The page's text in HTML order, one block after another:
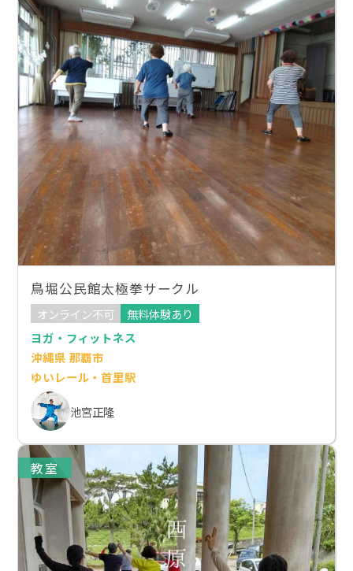
鳥堀公民館太極拳サークル
オンライン不可
無料体験あり
ヨガ・フィットネス
沖縄県 那覇市
ゆいレール・首里駅
池宮正隆
教室